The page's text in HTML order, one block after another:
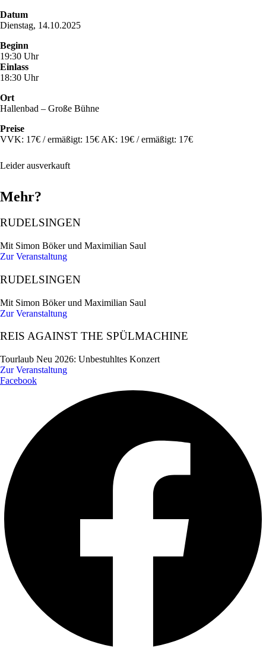
Datum
Dienstag, 14.10.2025
Beginn
19:30 Uhr
Einlass
18:30 Uhr
Ort
Hallenbad – Große Bühne
Preise
VVK: 17€ / ermäßigt: 15€ AK: 19€ / ermäßigt: 17€
Leider ausverkauft
Mehr?
RUDELSINGEN
Mit Simon Böker und Maximilian Saul
Zur Veranstaltung
RUDELSINGEN
Mit Simon Böker und Maximilian Saul
Zur Veranstaltung
REIS AGAINST THE SPÜLMACHINE
Tourlaub Neu 2026: Unbestuhltes Konzert
Zur Veranstaltung
Facebook